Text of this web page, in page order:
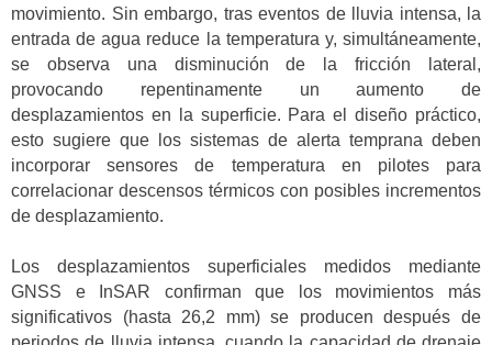
movimiento. Sin embargo, tras eventos de lluvia intensa, la
entrada de agua reduce la temperatura y, simultáneamente,
se observa una disminución de la fricción lateral,
provocando repentinamente un aumento de
desplazamientos en la superficie. Para el diseño práctico,
esto sugiere que los sistemas de alerta temprana deben
incorporar sensores de temperatura en pilotes para
correlacionar descensos térmicos con posibles incrementos
de desplazamiento.
Los desplazamientos superficiales medidos mediante
GNSS e InSAR confirman que los movimientos más
significativos (hasta 26,2 mm) se producen después de